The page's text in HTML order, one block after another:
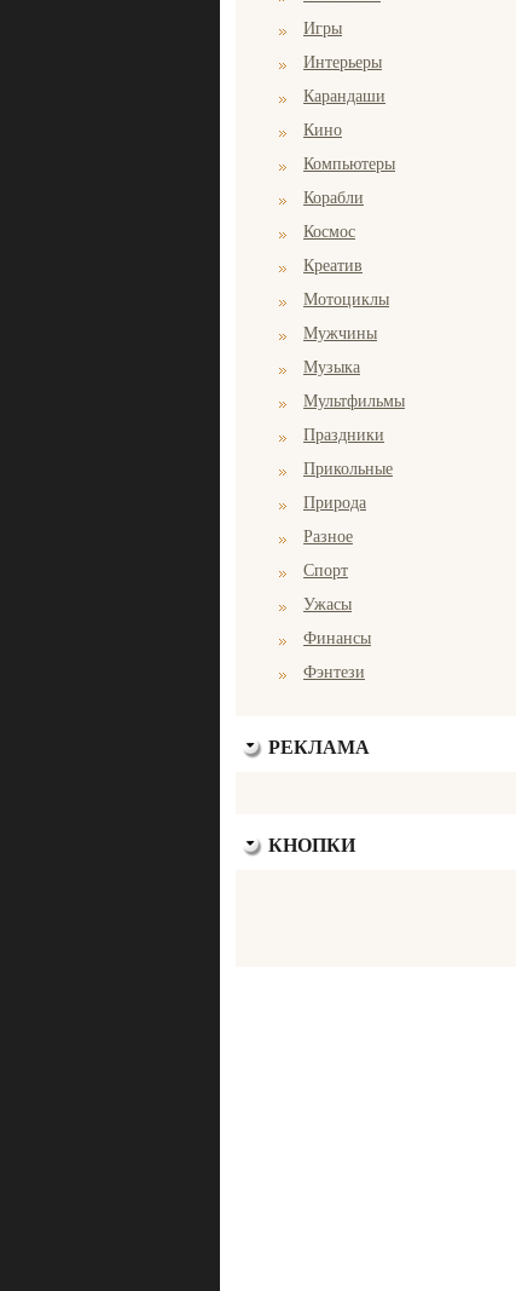
Игры
Интерьеры
Карандаши
Кино
Компьютеры
Корабли
Космос
Креатив
Мотоциклы
Мужчины
Музыка
Мультфильмы
Праздники
Прикольные
Природа
Разное
Спорт
Ужасы
Финансы
Фэнтези
РЕКЛАМА
КНОПКИ